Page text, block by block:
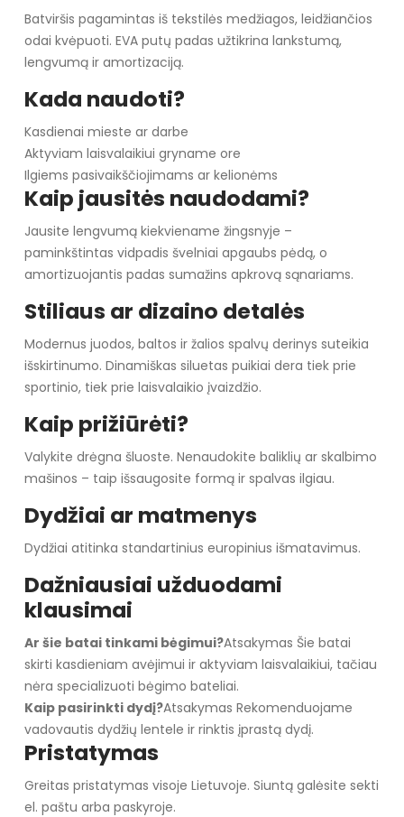
Batviršis pagamintas iš tekstilės medžiagos, leidžiančios
odai kvėpuoti. EVA putų padas užtikrina lankstumą,
lengvumą ir amortizaciją.
Kada naudoti?
Kasdienai mieste ar darbe
Aktyviam laisvalaikiui gryname ore
Ilgiems pasivaikščiojimams ar kelionėms
Kaip jausitės naudodami?
Jausite lengvumą kiekviename žingsnyje –
paminkštintas vidpadis švelniai apgaubs pėdą, o
amortizuojantis padas sumažins apkrovą sąnariams.
Stiliaus ar dizaino detalės
Modernus juodos, baltos ir žalios spalvų derinys suteikia
išskirtinumo. Dinamiškas siluetas puikiai dera tiek prie
sportinio, tiek prie laisvalaikio įvaizdžio.
Kaip prižiūrėti?
Valykite drėgna šluoste. Nenaudokite baliklių ar skalbimo
mašinos – taip išsaugosite formą ir spalvas ilgiau.
Dydžiai ar matmenys
Dydžiai atitinka standartinius europinius išmatavimus.
Dažniausiai užduodami
klausimai
Ar šie batai tinkami bėgimui?Atsakymas Šie batai
skirti kasdieniam avėjimui ir aktyviam laisvalaikiui, tačiau
nėra specializuoti bėgimo bateliai.
Kaip pasirinkti dydį?Atsakymas Rekomenduojame
vadovautis dydžių lentele ir rinktis įprastą dydį.
Pristatymas
Greitas pristatymas visoje Lietuvoje. Siuntą galėsite sekti
el. paštu arba paskyroje.